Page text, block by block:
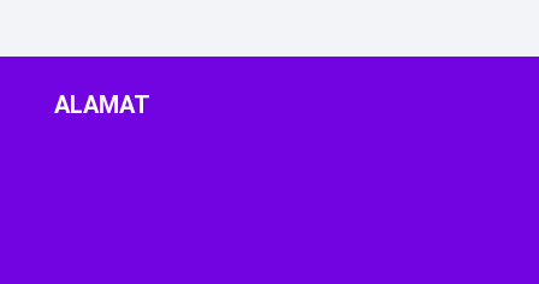
ALAMAT